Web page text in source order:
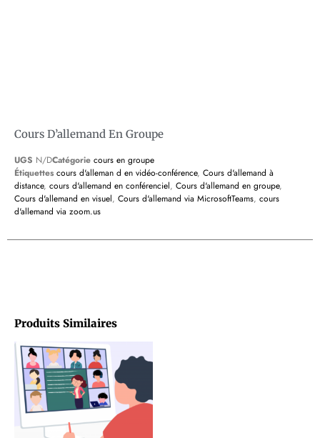
Cours D’allemand En Groupe
UGS N/DCatégorie cours en groupe
Étiquettes cours d'alleman d en vidéo-conférence, Cours d'allemand à
distance, cours d'allemand en conférenciel, Cours d'allemand en groupe,
Cours d'allemand en visuel, Cours d'allemand via MicrosoftTeams, cours
d'allemand via zoom.us
Produits Similaires